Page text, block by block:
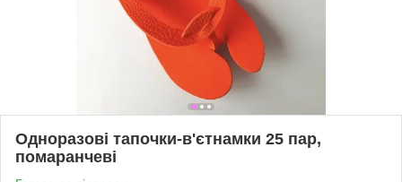
Одноразові тапочки-в'єтнамки 25 пар,
помаранчеві